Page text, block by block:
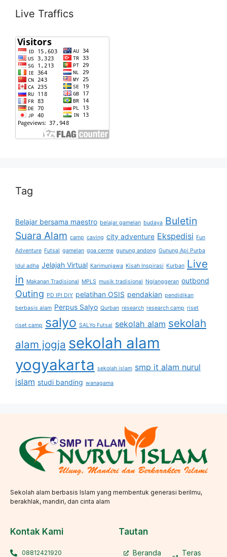
Live Traffics
Tag
Belajar bersama maestro belajar gamelan budaya Buletin
Suara Alam camp caving city adventure Ekspedisi Fun
Adventure Futsal gamelan goa cerme gunung andong Gunung Api Purba
Idul adha Jelajah Virtual Karimunjawa Kisah Inspirasi Kurban Live
in Makanan Tradisional MPLS musik tradisional Nglanggeran outbond
Outing PD IPI DIY pelatihan OSIS pendakian pendidikan
berbasis alam Perpus Salyo Qurban research research camp riset
riset camp salyo SALYo Futsal sekolah alam sekolah
alam jogja sekolah alam
yogyakarta sekolah islam smp it alam nurul
islam studi banding wanagama
Sekolah alam berbasis Islam yang membentuk generasi berilmu,
berakhlak, mandiri, dan cinta alam
Kontak Kami
08812421920
Tautan
Beranda Teras